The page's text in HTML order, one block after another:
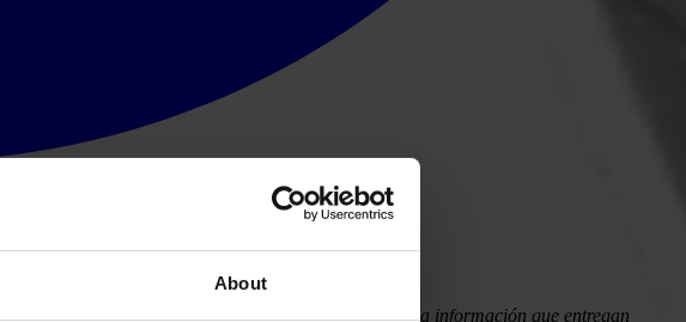
About
y estructura interna, su financiamiento y la información que entregan